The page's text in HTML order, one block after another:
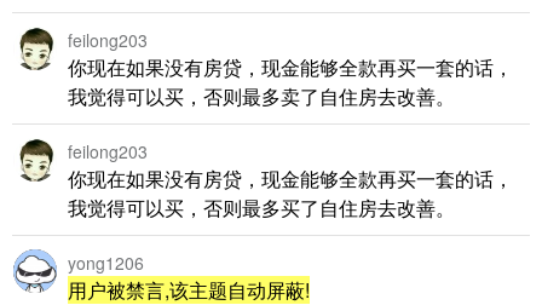
feilong203
你现在如果没有房贷，现金能够全款再买一套的话，
我觉得可以买，否则最多卖了自住房去改善。
feilong203
你现在如果没有房贷，现金能够全款再买一套的话，
我觉得可以买，否则最多买了自住房去改善。
yong1206
用户被禁言,该主题自动屏蔽!